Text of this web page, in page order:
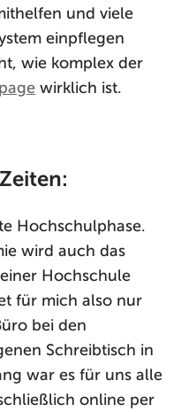
und viele
einpflegen
wie komplex der
wirklich ist.
Hochschulphase.
wird auch das
Hochschule
für mich also nur
bei den
Schreibtisch in
war es für uns alle
online per